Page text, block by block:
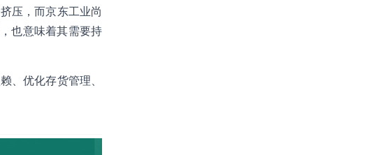
压，而京东工业尚
也意味着其需要持
、优化存货管理、